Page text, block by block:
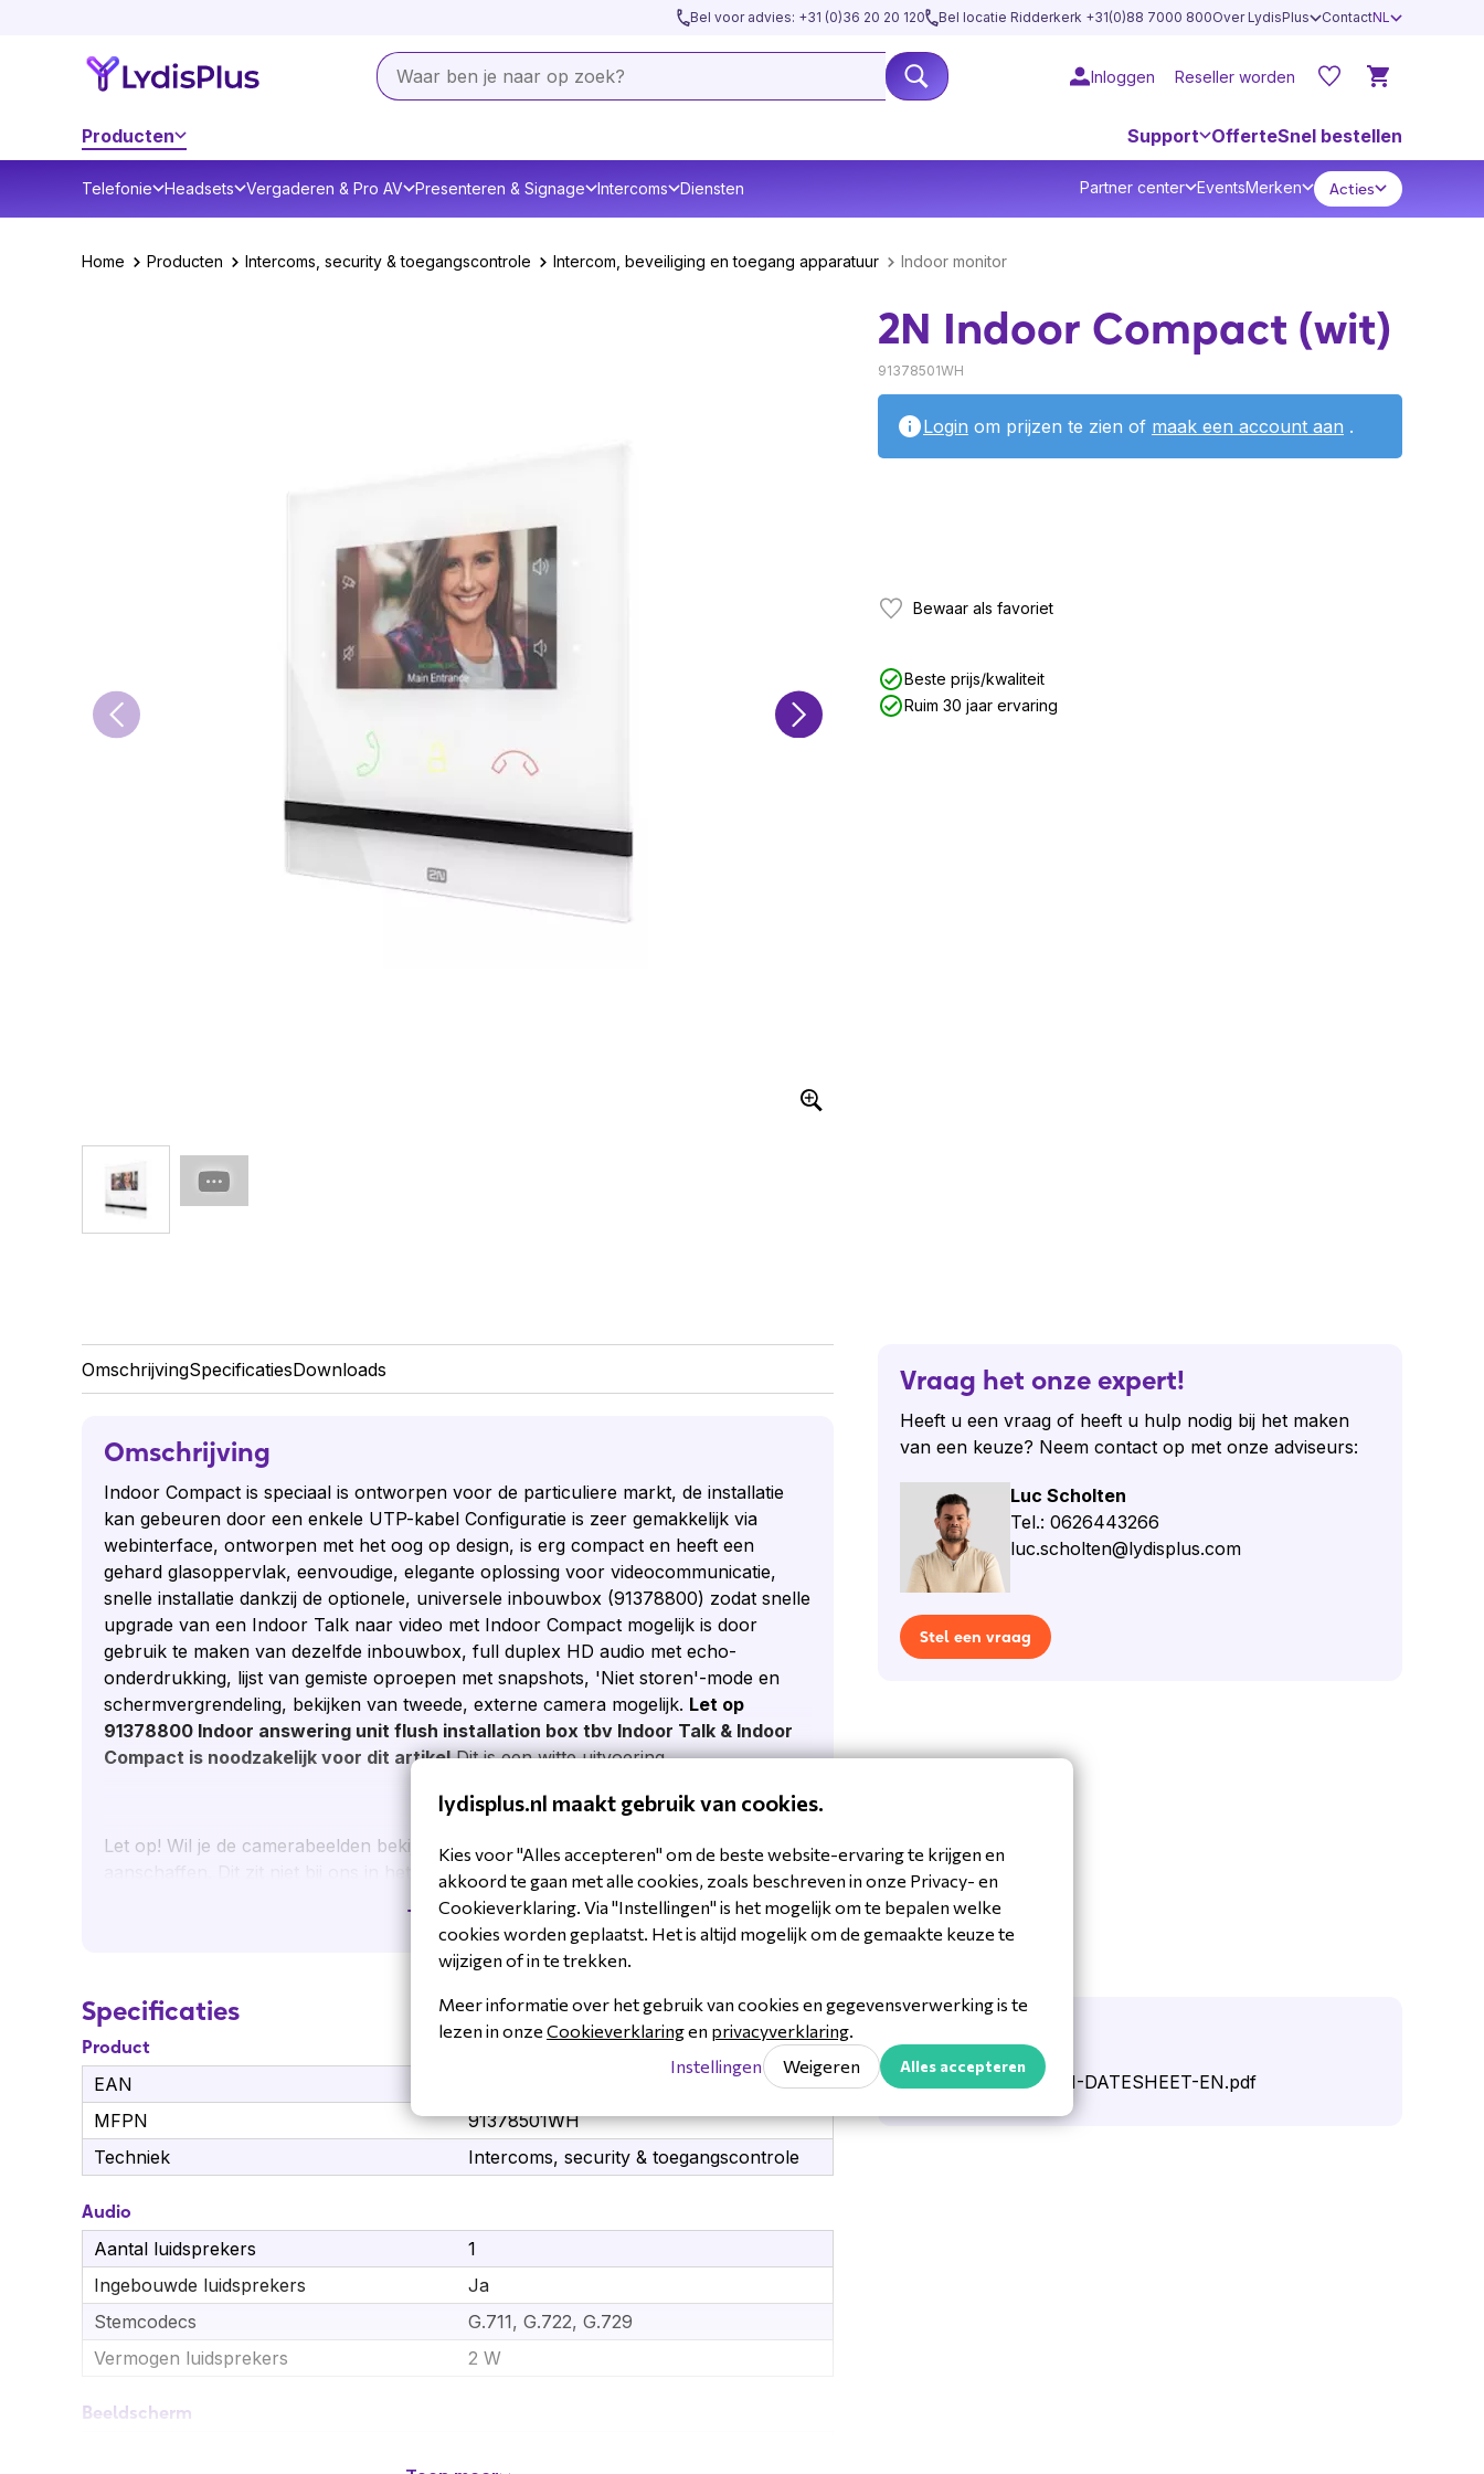
Bel voor advies: +31 (0)36 20 20 120 Bel locatie Ridderkerk +31(0)88 7000 800Over LydisPlus ContactNL
Inloggen Reseller worden
Producten Support OfferteSnel bestellen
Telefonie Headsets Vergaderen & Pro AV Presenteren & Signage Intercoms Diensten Partner center EventsMerken Acties
Home Producten Intercoms, security & toegangscontrole Intercom, beveiliging en toegang apparatuur Indoor monitor
2N Indoor Compact (wit)
91378501WH
Login om prijzen te zien of maak een account aan .
Bewaar als favoriet
Beste prijs/kwaliteit
Ruim 30 jaar ervaring
OmschrijvingSpecificatiesDownloads
Omschrijving
Indoor Compact is speciaal is ontworpen voor de particuliere markt, de installatie
kan gebeuren door een enkele UTP-kabel Configuratie is zeer gemakkelijk via
webinterface, ontworpen met het oog op design, is erg compact en heeft een
gehard glasoppervlak, eenvoudige, elegante oplossing voor videocommunicatie,
snelle installatie dankzij de optionele, universele inbouwbox (91378800) zodat snelle
upgrade van een Indoor Talk naar video met Indoor Compact mogelijk is door
gebruik te maken van dezelfde inbouwbox, full duplex HD audio met echo-
onderdrukking, lijst van gemiste oproepen met snapshots, 'Niet storen'-mode en
schermvergrendeling, bekijken van tweede, externe camera mogelijk. Let op
91378800 Indoor answering unit flush installation box tbv Indoor Talk & Indoor
Compact is noodzakelijk voor dit artikelDit is een witte uitvoering
Let op! Wil je de camerabeelden bekijken? Dan zal je een licentie erbij moeten
aanschaffen. Dit zit niet bij ons in het pakket.
Toon meer
Vraag het onze expert!
Heeft u een vraag of heeft u hulp nodig bij het maken
van een keuze? Neem contact op met onze adviseurs:
Luc Scholten
Tel.: 0626443266
luc.scholten@lydisplus.com
Stel een vraag
Specificaties
Product
EAN
MFPN
91378501WH
Techniek
Intercoms, security & toegangscontrole
Audio
Aantal luidsprekers
1
Ingebouwde luidsprekers
Ja
Stemcodecs
G.711, G.722, G.729
Vermogen luidsprekers
2 W
Beeldscherm
2N-91378501WH-DATESHEET-EN.pdf
lydisplus.nl maakt gebruik van cookies.
Kies voor "Alles accepteren" om de beste website-ervaring te krijgen en
akkoord te gaan met alle cookies, zoals beschreven in onze Privacy- en
Cookieverklaring. Via "Instellingen" is het mogelijk om te bepalen welke
cookies worden geplaatst. Het is altijd mogelijk om de gemaakte keuze te
wijzigen of in te trekken.
Meer informatie over het gebruik van cookies en gegevensverwerking is te
lezen in onze Cookieverklaringen privacyverklaring
Instellingen
Weigeren Alles accepteren